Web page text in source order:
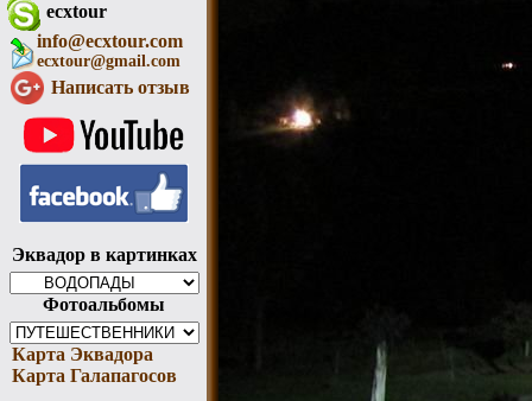
ecxtour
info@ecxtour.com
ecxtour@gmail.com
Написать отзыв
Эквадор в картинках
Фотоальбомы
Карта Эквадора
Карта Галапагосов